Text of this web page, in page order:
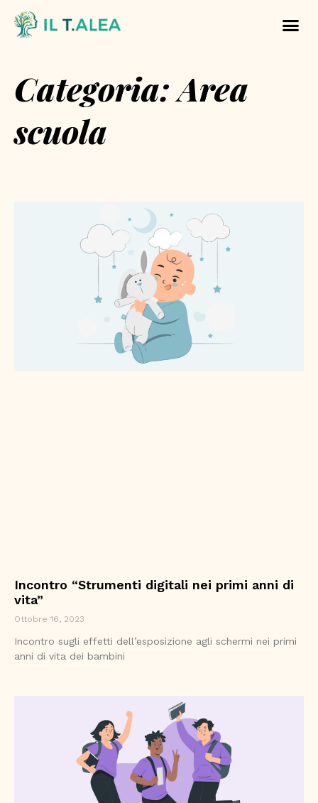
Categoria: Area
scuola
Incontro “Strumenti digitali nei primi anni di
vita”
Ottobre 16, 2023
Incontro sugli effetti dell’esposizione agli schermi nei primi
anni di vita dei bambini